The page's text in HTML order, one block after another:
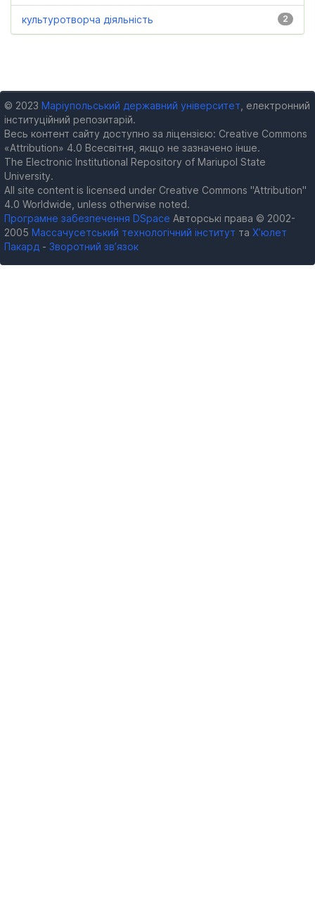
2
культуротворча діяльність
© 2023 Маріупольський державний університет , електронний
інституційний репозитарій.
Весь контент сайту доступно за ліцензією: Creative Commons
«Attribution» 4.0 Всесвітня, якщо не зазначено інше.
The Electronic Institutional Repository of Mariupol State
University.
All site content is licensed under Creative Commons "Attribution"
4.0 Worldwide, unless otherwise noted.
Програмне забезпечення DSpace Авторські права © 2002-
2005 Массачусетський технологічний інститут та Х’юлет
Пакард - Зворотний зв’язок